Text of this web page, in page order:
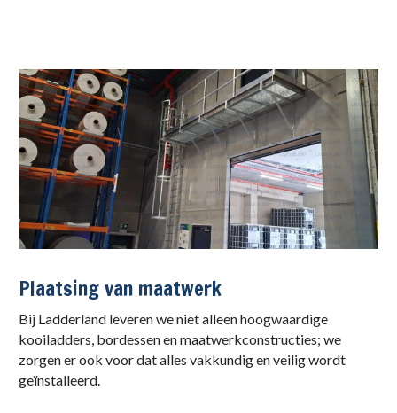
Plaatsing van maatwerk
Bij Ladderland leveren we niet alleen hoogwaardige
kooiladders, bordessen en maatwerkconstructies; we
zorgen er ook voor dat alles vakkundig en veilig wordt
geïnstalleerd.